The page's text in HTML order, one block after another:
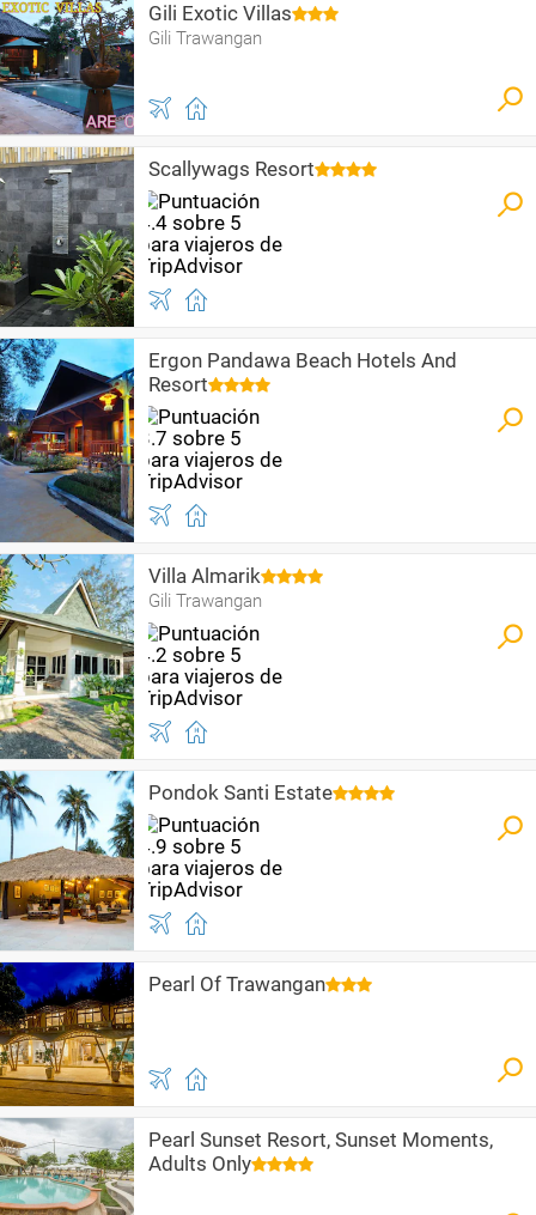
Gili Exotic Villas
Gili Trawangan
Scallywags Resort
Ergon Pandawa Beach Hotels And
Resort
Villa Almarik
Gili Trawangan
Pondok Santi Estate
Pearl Of Trawangan
Pearl Sunset Resort, Sunset Moments,
Adults Only